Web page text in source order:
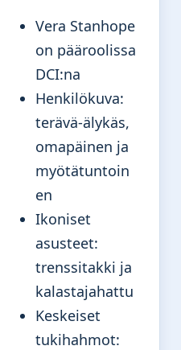
Vera Stanhope
on pääroolissa
DCI:na
Henkilökuva:
terävä-älykäs,
omapäinen ja
myötätuntoin
en
Ikoniset
asusteet:
trenssitakki ja
kalastajahattu
Keskeiset
tukihahmot: